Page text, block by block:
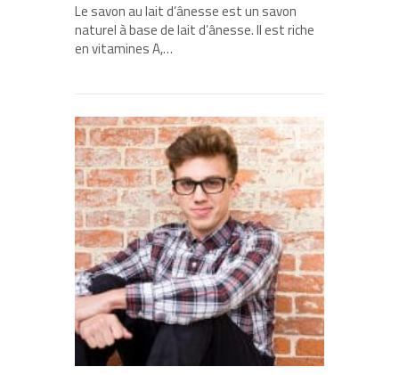
Le savon au lait d’ânesse est un savon
naturel à base de lait d’ânesse. Il est riche
en vitamines A,…